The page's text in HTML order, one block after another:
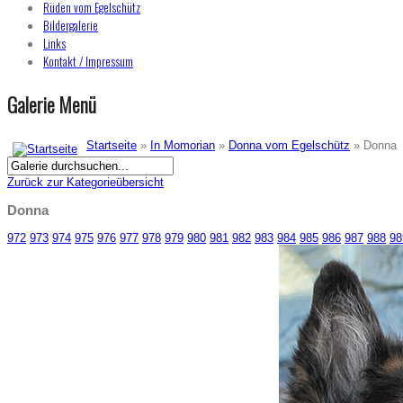
Rüden vom Egelschütz
Bildergalerie
Links
Kontakt / Impressum
Galerie Menü
Startseite » In Momorian » Donna vom Egelschütz » Donna
Zurück zur Kategorieübersicht
Donna
972 973 974 975 976 977 978 979 980 981 982 983 984 985 986 987 988